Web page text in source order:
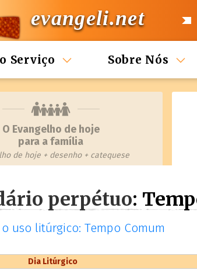
evangeli.net
Serviço Sobre Nós
O Evangelho de hoje
para a família
de hoje + desenho + catequese
perpétuo:
uso litúrgico: Tempo Comum
Dia Litúrgico